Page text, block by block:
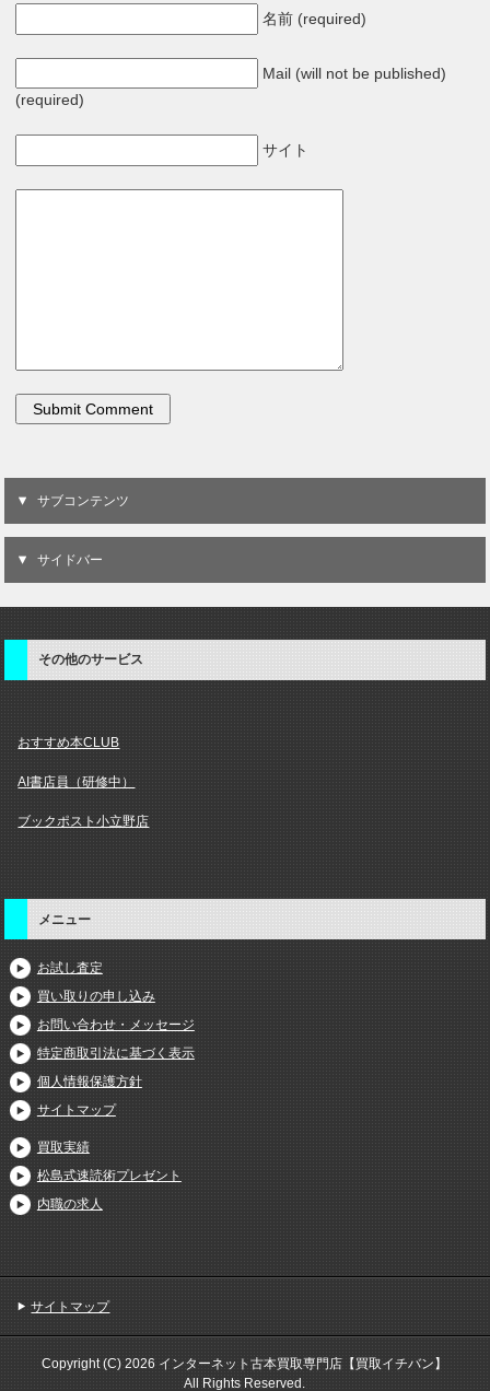
名前 (required)
Mail (will not be published)
(required)
サイト
サブコンテンツ
サイドバー
その他のサービス
おすすめ本CLUB
AI書店員（研修中）
ブックポスト小立野店
メニュー
お試し査定
買い取りの申し込み
お問い合わせ・メッセージ
特定商取引法に基づく表示
個人情報保護方針
サイトマップ
買取実績
松島式速読術プレゼント
内職の求人
サイトマップ
Copyright (C) 2026 インターネット古本買取専門店【買取イチバン】
All Rights Reserved.